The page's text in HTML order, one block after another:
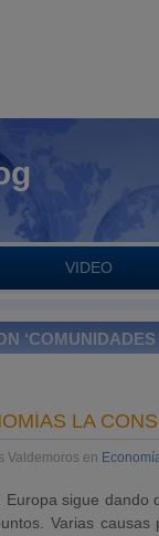
VIDEO
‘COMUNIDADES
LA
Valdemoros en
sigue
Varias